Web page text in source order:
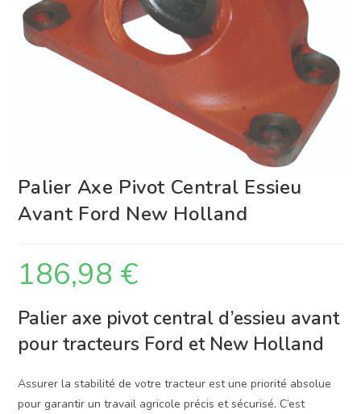
Palier Axe Pivot Central Essieu
Avant Ford New Holland
186,98 €
Palier axe pivot central d’essieu avant
pour tracteurs Ford et New Holland
Assurer la stabilité de votre tracteur est une priorité absolue
pour garantir un travail agricole précis et sécurisé. C’est